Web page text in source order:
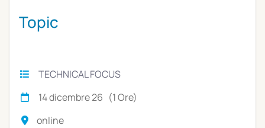
Topic
TECHNICAL FOCUS
14 dicembre 26 (1 Ore)
online